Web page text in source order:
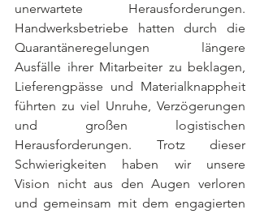
unerwartete Herausforderungen.
Handwerksbetriebe hatten durch die
Quarantäneregelungen längere
Ausfälle ihrer Mitarbeiter zu beklagen,
Lieferengpässe und Materialknappheit
führten zu viel Unruhe, Verzögerungen
und großen logistischen
Herausforderungen. Trotz dieser
Schwierigkeiten haben wir unsere
Vision nicht aus den Augen verloren
und gemeinsam mit dem engagierten